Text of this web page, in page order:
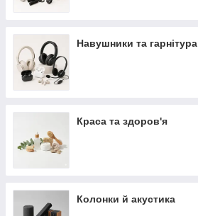
Навушники та гарнітура
Краса та здоров'я
Колонки й акустика